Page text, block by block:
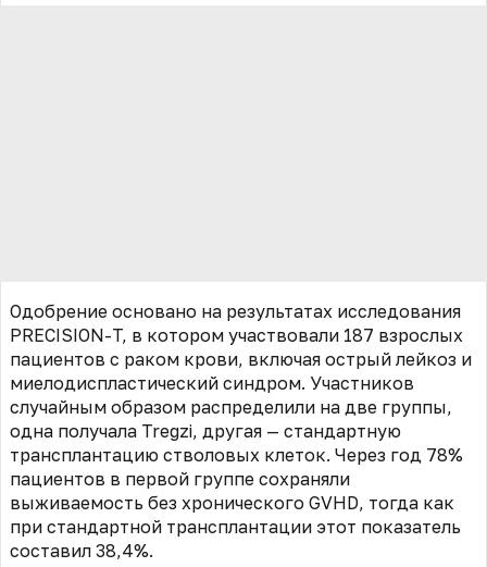
Одобрение основано на результатах исследования
PRECISION-T, в котором участвовали 187 взрослых
пациентов с раком крови, включая острый лейкоз и
миелодиспластический синдром. Участников
случайным образом распределили на две группы,
одна получала Tregzi, другая — стандартную
трансплантацию стволовых клеток. Через год 78%
пациентов в первой группе сохраняли
выживаемость без хронического GVHD, тогда как
при стандартной трансплантации этот показатель
составил 38,4%.